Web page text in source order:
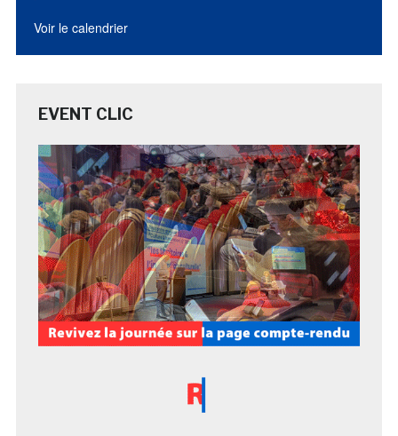
Voir le calendrier
EVENT CLIC